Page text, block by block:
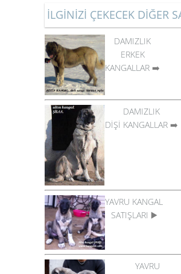
İLGİNİZİ ÇEKECEK DİĞER
DAMIZLIK
ERKEK
KANGALLAR ➡️
DAMIZLIK
DİŞİ KANGALLAR ➡️
YAVRU KANGAL
SATIŞLARI ▶️
YAVRU